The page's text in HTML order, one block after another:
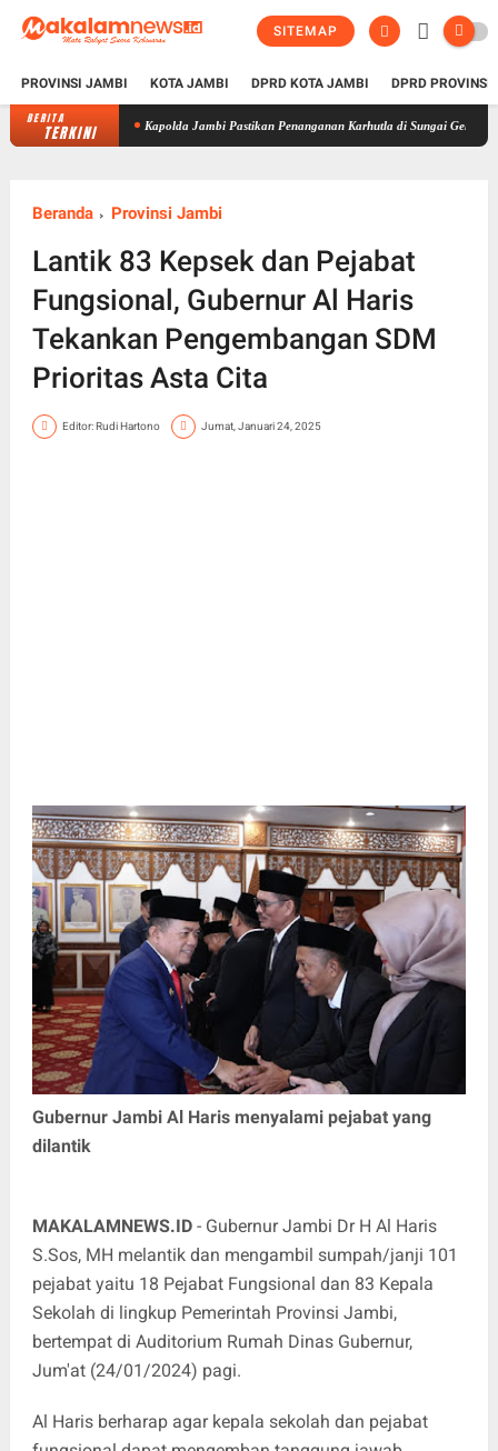
SITEMAP
PROVINSI JAMBI KOTA JAMBI DPRD KOTA JAMBI DPRD
BERITA
TERKINIKapolda Jambi Pastikan Penanganan Karhutla di Sungai Gelam Terus
Beranda Provinsi Jambi
Lantik 83 Kepsek dan Pejabat
Fungsional, Gubernur Al Haris
Tekankan Pengembangan SDM
Prioritas Asta Cita
Editor: Rudi Hartono Jumat, Januari 24, 2025
Gubernur Jambi Al Haris menyalami pejabat yang
dilantik
MAKALAMNEWS.ID- Gubernur Jambi Dr H Al Haris
S.Sos, MH melantik dan mengambil sumpah/janji 101
pejabat yaitu 18 Pejabat Fungsional dan 83 Kepala
Sekolah di lingkup Pemerintah Provinsi Jambi,
bertempat di Auditorium Rumah Dinas Gubernur,
Jum'at (24/01/2024) pagi.
Al Haris berharap agar kepala sekolah dan pejabat